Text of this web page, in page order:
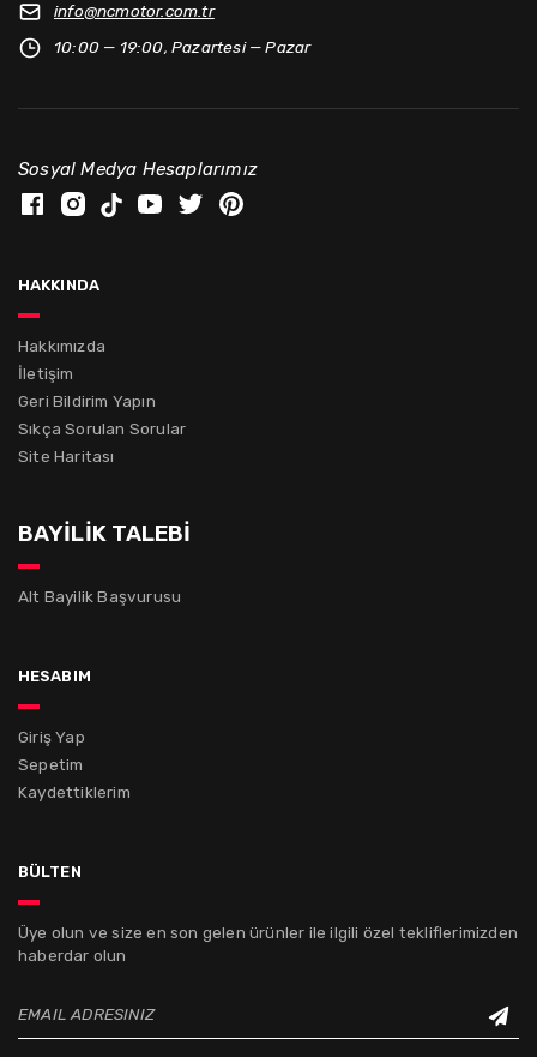
info@ncmotor.com.tr
10:00 — 19:00, Pazartesi — Pazar
Sosyal Medya Hesaplarımız
hakkında
Hakkımızda
İletişim
Geri Bildirim Yapın
Sıkça Sorulan Sorular
Site Haritası
BAYİLİK TALEBİ
Alt Bayilik Başvurusu
hesabım
Giriş Yap
Sepetim
Kaydettiklerim
bülten
Üye olun ve size en son gelen ürünler ile ilgili özel tekliflerimizden
haberdar olun
EMAIL ADRESINIZ